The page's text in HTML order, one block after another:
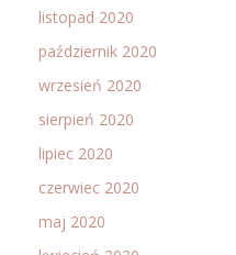
listopad 2020
październik 2020
wrzesień 2020
sierpień 2020
lipiec 2020
czerwiec 2020
maj 2020